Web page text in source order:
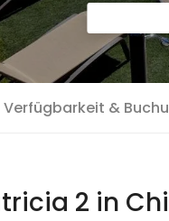
Verfügbarkeit &
2 in